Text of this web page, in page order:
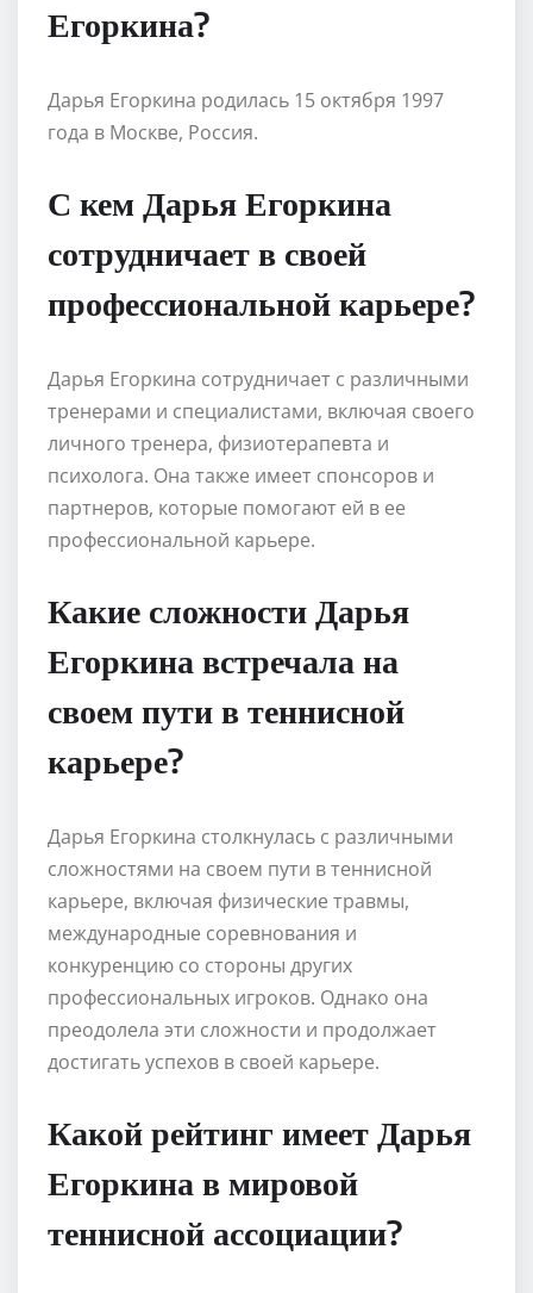
Егоркина?
Дарья Егоркина родилась 15 октября 1997
года в Москве, Россия.
С кем Дарья Егоркина
сотрудничает в своей
профессиональной карьере?
Дарья Егоркина сотрудничает с различными
тренерами и специалистами, включая своего
личного тренера, физиотерапевта и
психолога. Она также имеет спонсоров и
партнеров, которые помогают ей в ее
профессиональной карьере.
Какие сложности Дарья
Егоркина встречала на
своем пути в теннисной
карьере?
Дарья Егоркина столкнулась с различными
сложностями на своем пути в теннисной
карьере, включая физические травмы,
международные соревнования и
конкуренцию со стороны других
профессиональных игроков. Однако она
преодолела эти сложности и продолжает
достигать успехов в своей карьере.
Какой рейтинг имеет Дарья
Егоркина в мировой
теннисной ассоциации?